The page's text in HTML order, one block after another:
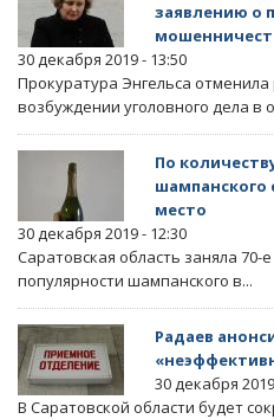
заявлению о
30 декабря 2019 - 13:50
Прокуратура Энгельса
возбуждении уголовного дела в
По
шампанского
место
30 декабря 2019 - 12:30
Саратовская область заняла 70-
популярности шампанского в...
Радаев
30 декабря
В Саратовской области будет